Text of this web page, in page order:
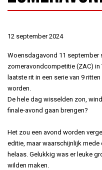
12 september 2024
Woensdagavond 11 september
zomeravondcompetitie (ZAC)
laatste rit in een serie van 9
worden.
De hele dag wisselden zon,
finale-avond gaan brengen?
Het zou een avond worden
editie, maar waarschijnlijk
helaas. Gelukkig was er leuke
wilden maken.